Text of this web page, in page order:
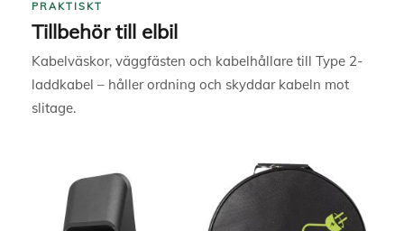
PRAKTISKT
Tillbehör till elbil
Kabelväskor, väggfästen och kabelhållare till Type 2-
laddkabel – håller ordning och skyddar kabeln mot
slitage.